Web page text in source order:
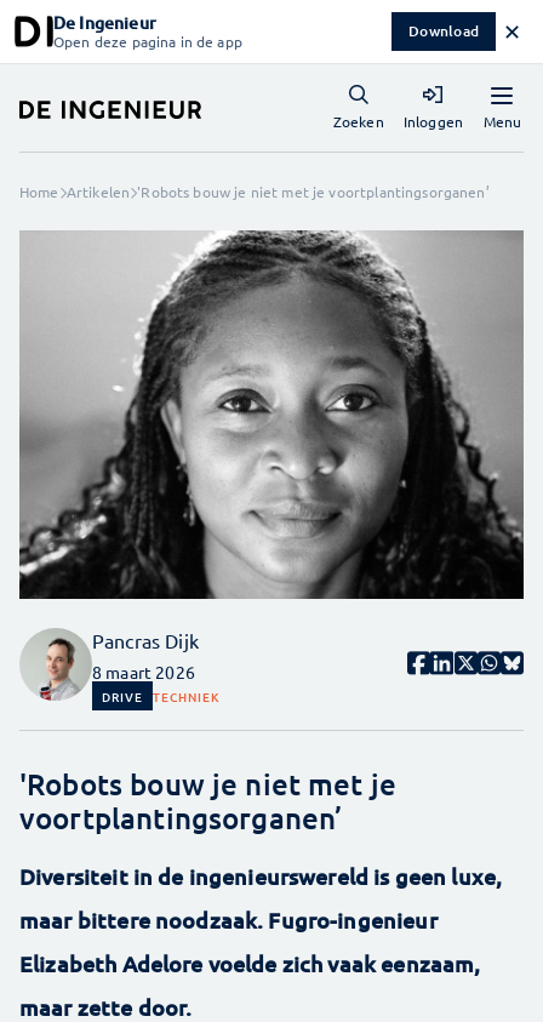
De Ingenieur
Open deze pagina in de app Download ✕
Menu
Zoeken Inloggen
Home Artikelen 'Robots bouw je niet met je voortplantingsorganen’
Pancras Dijk
8 maart 2026
DRIVE TECHNIEK
'Robots bouw je niet met je
voortplantingsorganen’
Diversiteit in de ingenieurswereld is geen luxe,
maar bittere noodzaak. Fugro-ingenieur
Elizabeth Adelore voelde zich vaak eenzaam,
maar zette door.